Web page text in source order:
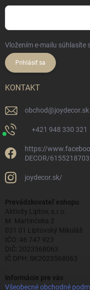
Vložením e-mailu súhlasíte
Prihlásiť sa
KONTAKT
obchod@joydecor.sk
+421 948 330 321
https://
DECOR/
joydecor.sk/
Prevádzkovateľ eshopu
Aktivity Liptov, s.r.o.
M. Martinčeka 2
031 01 Liptovský Mikuláš
IČO: 46 747 923
DIČ: 2023568063
IČ DPH: SK2023568063
Informácie pre vás
Všeobecné obchodné